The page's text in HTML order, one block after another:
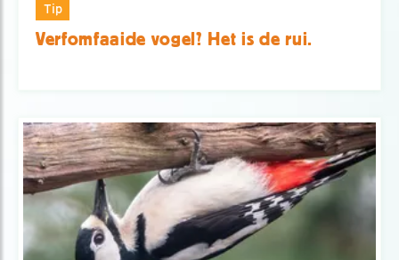
Tip
Verfomfaaide vogel? Het is de rui.